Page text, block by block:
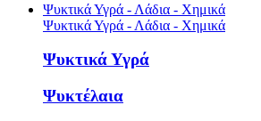
Ψυκτικά Υγρά - Λάδια - Χημικά
Ψυκτικά Υγρά - Λάδια - Χημικά
Ψυκτικά Υγρά
Ψυκτέλαια